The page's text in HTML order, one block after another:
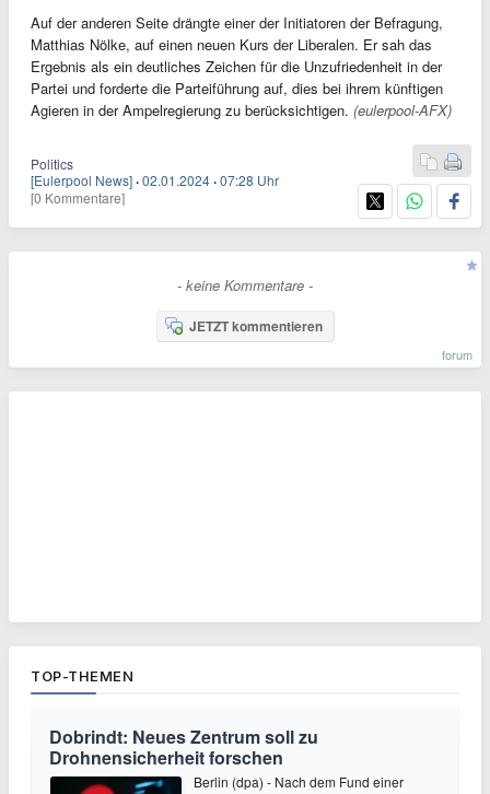
Auf der anderen Seite drängte einer der Initiatoren der Befragung,
Matthias Nölke, auf einen neuen Kurs der Liberalen. Er sah das
Ergebnis als ein deutliches Zeichen für die Unzufriedenheit in der
Partei und forderte die Parteiführung auf, dies bei ihrem künftigen
Agieren in der Ampelregierung zu berücksichtigen. (eulerpool-AFX)
Politics
[Eulerpool News] ·02.01.2024 ·07:28 Uhr
[0 Kommentare]
- keine Kommentare -
JETZT kommentieren
forum
TOP-THEMEN
Dobrindt: Neues Zentrum soll zu
Drohnensicherheit forschen
Berlin (dpa) - Nach dem Fund einer